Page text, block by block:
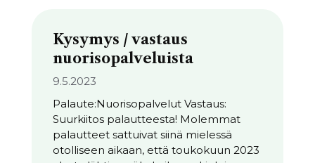
Kysymys / vastaus
nuorisopalveluista
9.5.2023
Palaute:Nuorisopalvelut Vastaus:
Suurkiitos palautteesta! Molemmat
palautteet sattuivat siinä mielessä
otolliseen aikaan, että toukokuun 2023